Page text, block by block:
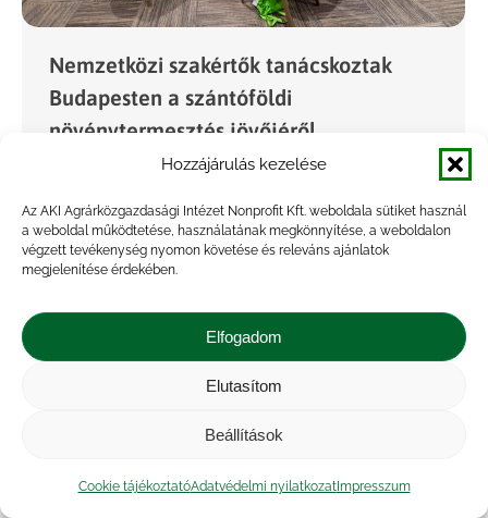
Hozzájárulás kezelése
Az AKI Agrárközgazdasági Intézet Nonprofit Kft. weboldala sütiket használ
a weboldal működtetése, használatának megkönnyítése, a weboldalon
végzett tevékenység nyomon követése és releváns ajánlatok
megjelenítése érdekében.
Elfogadom
Elutasítom
Beállítások
Cookie tájékoztatóAdatvédelmi nyilatkozatImpresszum
Nemzetközi szakértők tanácskoztak
Budapesten a szántóföldi
növénytermesztés jövőjéről
Rendezvény ByGyarmati Robin
Az agri benchmark Cash Crop Network
nemzetközi hálózat éves konferenciájára az idén
agrárközgazdászokat, szaktanácsadókat,
termelőket és kutatókat tömörítő szakértői
közösség célja, hogy egységes módszertan